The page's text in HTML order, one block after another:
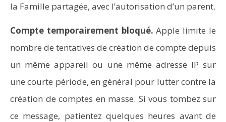
la Famille partagée, avec l’autorisation d’un parent.
Compte temporairement bloqué. Apple limite le
nombre de tentatives de création de compte depuis
un même appareil ou une même adresse IP sur
une courte période, en général pour lutter contre la
création de comptes en masse. Si vous tombez sur
ce message, patientez quelques heures avant de